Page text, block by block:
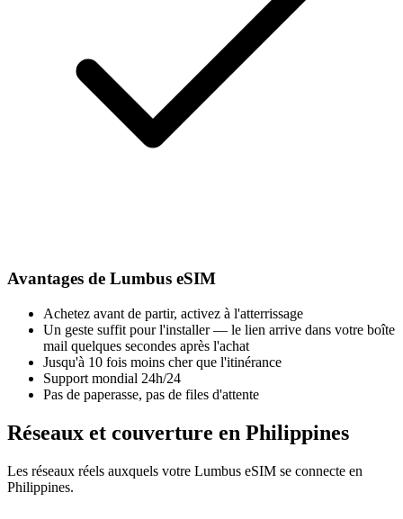
Avantages de Lumbus eSIM
Achetez avant de partir, activez à l'atterrissage
Un geste suffit pour l'installer — le lien arrive dans votre boîte
mail quelques secondes après l'achat
Jusqu'à 10 fois moins cher que l'itinérance
Support mondial 24h/24
Pas de paperasse, pas de files d'attente
Réseaux et couverture en Philippines
Les réseaux réels auxquels votre Lumbus eSIM se connecte en
Philippines.